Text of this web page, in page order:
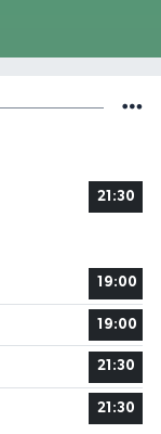
21:30
19:00
19:00
21:30
21:30